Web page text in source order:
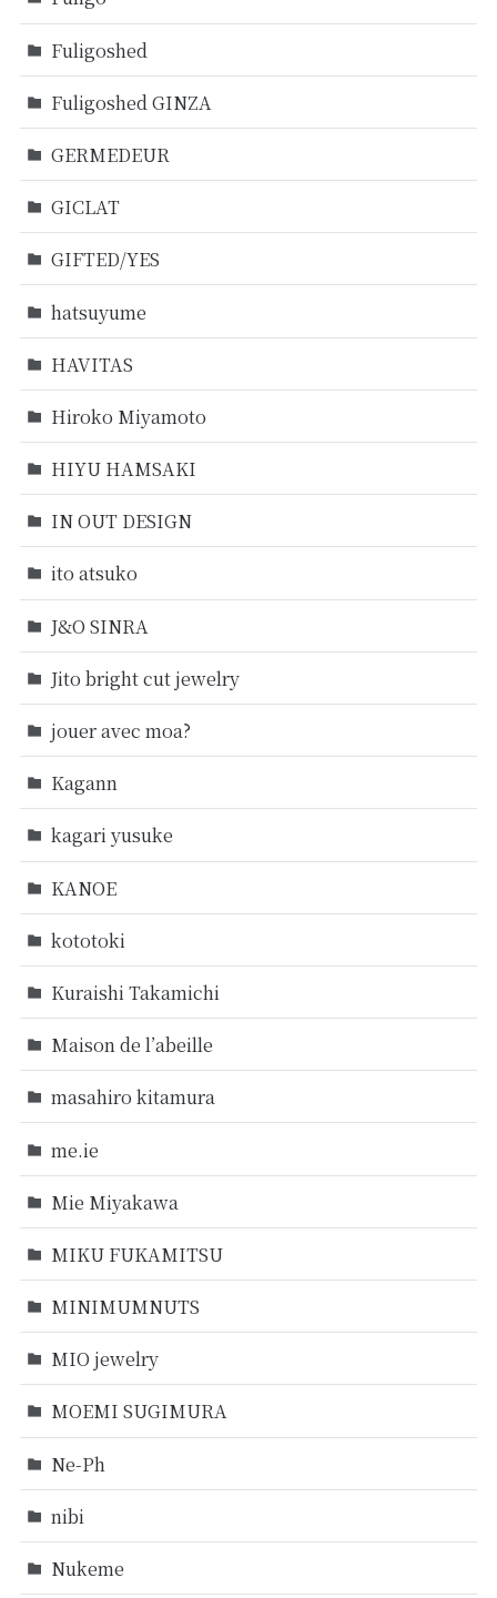
Fuligoshed
Fuligoshed GINZA
GERMEDEUR
GICLAT
GIFTED/YES
hatsuyume
HAVITAS
Hiroko Miyamoto
HIYU HAMSAKI
IN OUT DESIGN
ito atsuko
J&O SINRA
Jito bright cut jewelry
jouer avec moa?
Kagann
kagari yusuke
KANOE
kototoki
Kuraishi Takamichi
Maison de l’abeille
masahiro kitamura
me.ie
Mie Miyakawa
MIKU FUKAMITSU
MINIMUMNUTS
MIO jewelry
MOEMI SUGIMURA
Ne-Ph
nibi
Nukeme